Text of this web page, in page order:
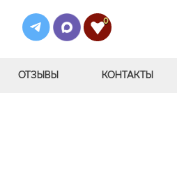
0
ОТЗЫВЫ КОНТАКТЫ